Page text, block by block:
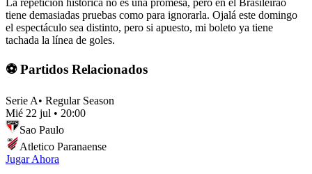
tiene demasiadas pruebas como para ignorarla. Ojalá este domingo
el espectáculo sea distinto, pero si apuesto, mi boleto ya tiene
tachada la línea de goles.
⚽ Partidos Relacionados
Serie A• Regular Season
Mié 22 jul • 20:00
Sao Paulo
Atletico Paranaense
Jugar Ahora